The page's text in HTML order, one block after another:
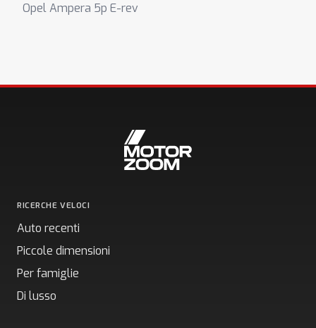
Opel Ampera 5p E-rev
RICERCHE VELOCI
Auto recenti
Piccole dimensioni
Per famiglie
Di lusso